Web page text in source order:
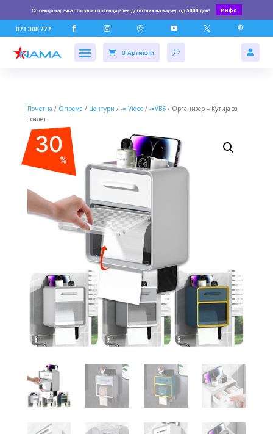
Со секоја нарачка стануваш потенцијален доботник на ваучер од 5000 ден! Инфо
071 308 777      
0 Артикли 
Почетна / Опрема / Центури / -= Video/ -=VBS/ Организер – Кутија за
Тоалет
30
%